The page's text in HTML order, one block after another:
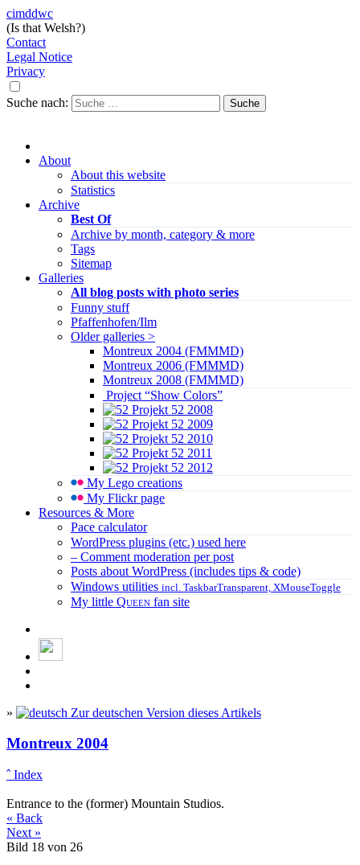
cimddwc
(Is that Welsh?)
Contact
Legal Notice
Privacy
Suche nach:
About
About this website
Statistics
Archive
Best Of
Archive by month, category & more
Tags
Sitemap
Galleries
All blog posts with photo series
Funny stuff
Pfaffenhofen/Ilm
Older galleries >
Montreux 2004 (FMMMD)
Montreux 2006 (FMMMD)
Montreux 2008 (FMMMD)
Project “Show Colors”
Projekt 52 2008
Projekt 52 2009
Projekt 52 2010
Projekt 52 2011
Projekt 52 2012
My Lego creations
My Flickr page
Resources & More
Pace calculator
WordPress plugins (etc.) used here
– Comment moderation per post
Posts about WordPress (includes tips & code)
Windows utilities incl. TaskbarTransparent, XMouseToggle
My little Queen fan site
» Zur deutschen Version dieses Artikels
Montreux 2004
ˆ Index
Entrance to the (former) Mountain Studios.
« Back
Next »
Bild 18 von 26